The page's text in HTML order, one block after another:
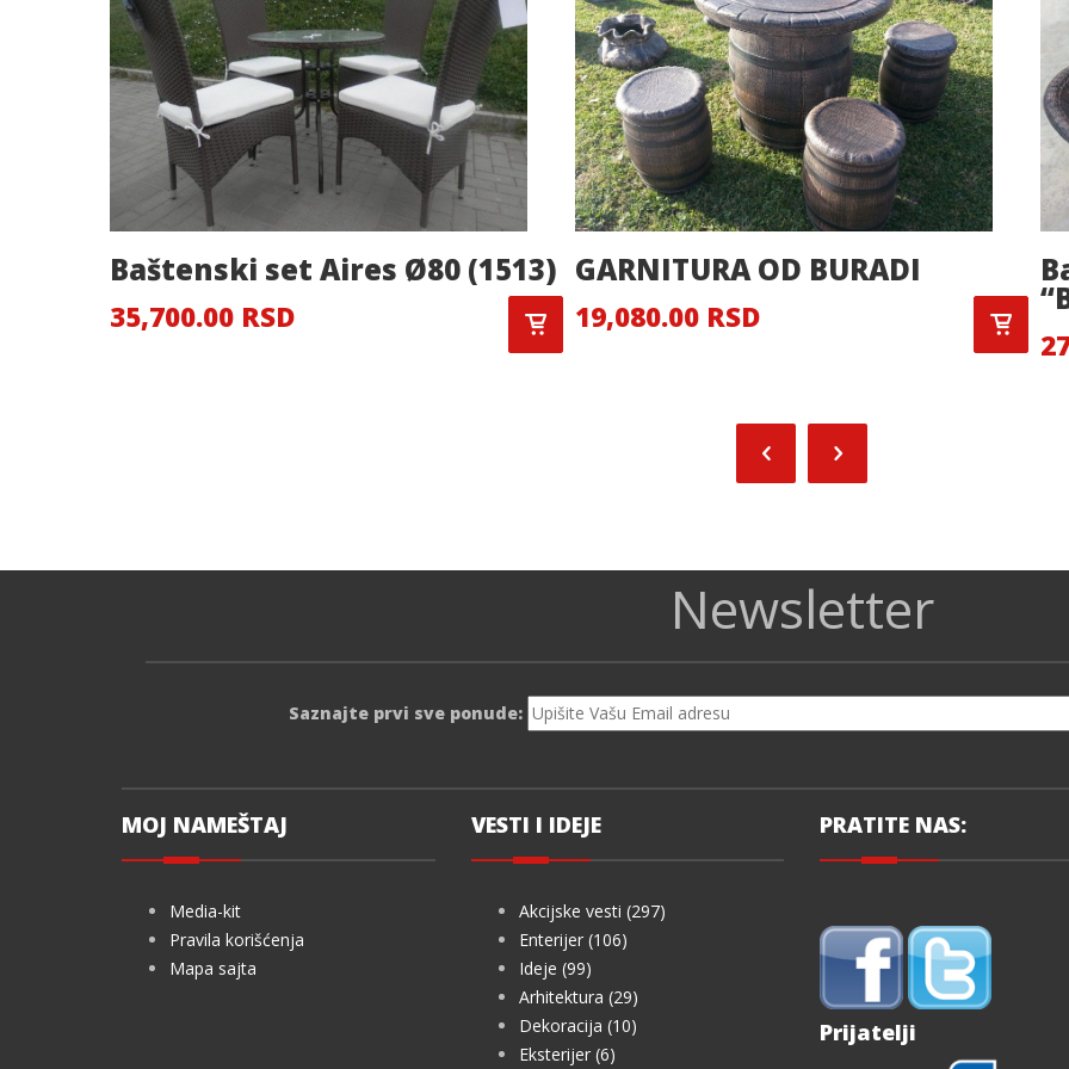
Baštenski set Aires Ø80 (1513)
35,700.00 RSD
GARNITURA OD BURADI
19,080.00 RSD
Newsletter
Saznajte prvi sve ponude:
MOJ NAMEŠTAJ
Media-kit
Pravila korišćenja
Mapa sajta
VESTI I IDEJE
Akcijske vesti (297)
Enterijer (106)
Ideje (99)
Arhitektura (29)
Dekoracija (10)
Eksterijer (6)
PRATITE NAS:
Prijatelji